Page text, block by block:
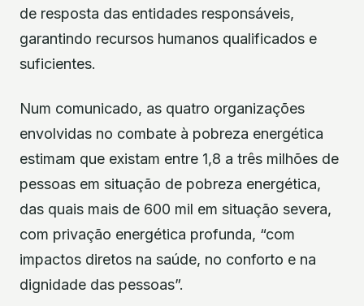
de resposta das entidades responsáveis,
garantindo recursos humanos qualificados e
suficientes.
Num comunicado, as quatro organizações
envolvidas no combate à pobreza energética
estimam que existam entre 1,8 a três milhões de
pessoas em situação de pobreza energética,
das quais mais de 600 mil em situação severa,
com privação energética profunda, “com
impactos diretos na saúde, no conforto e na
dignidade das pessoas”.